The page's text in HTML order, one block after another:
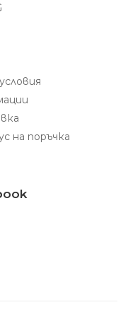
на поръчка